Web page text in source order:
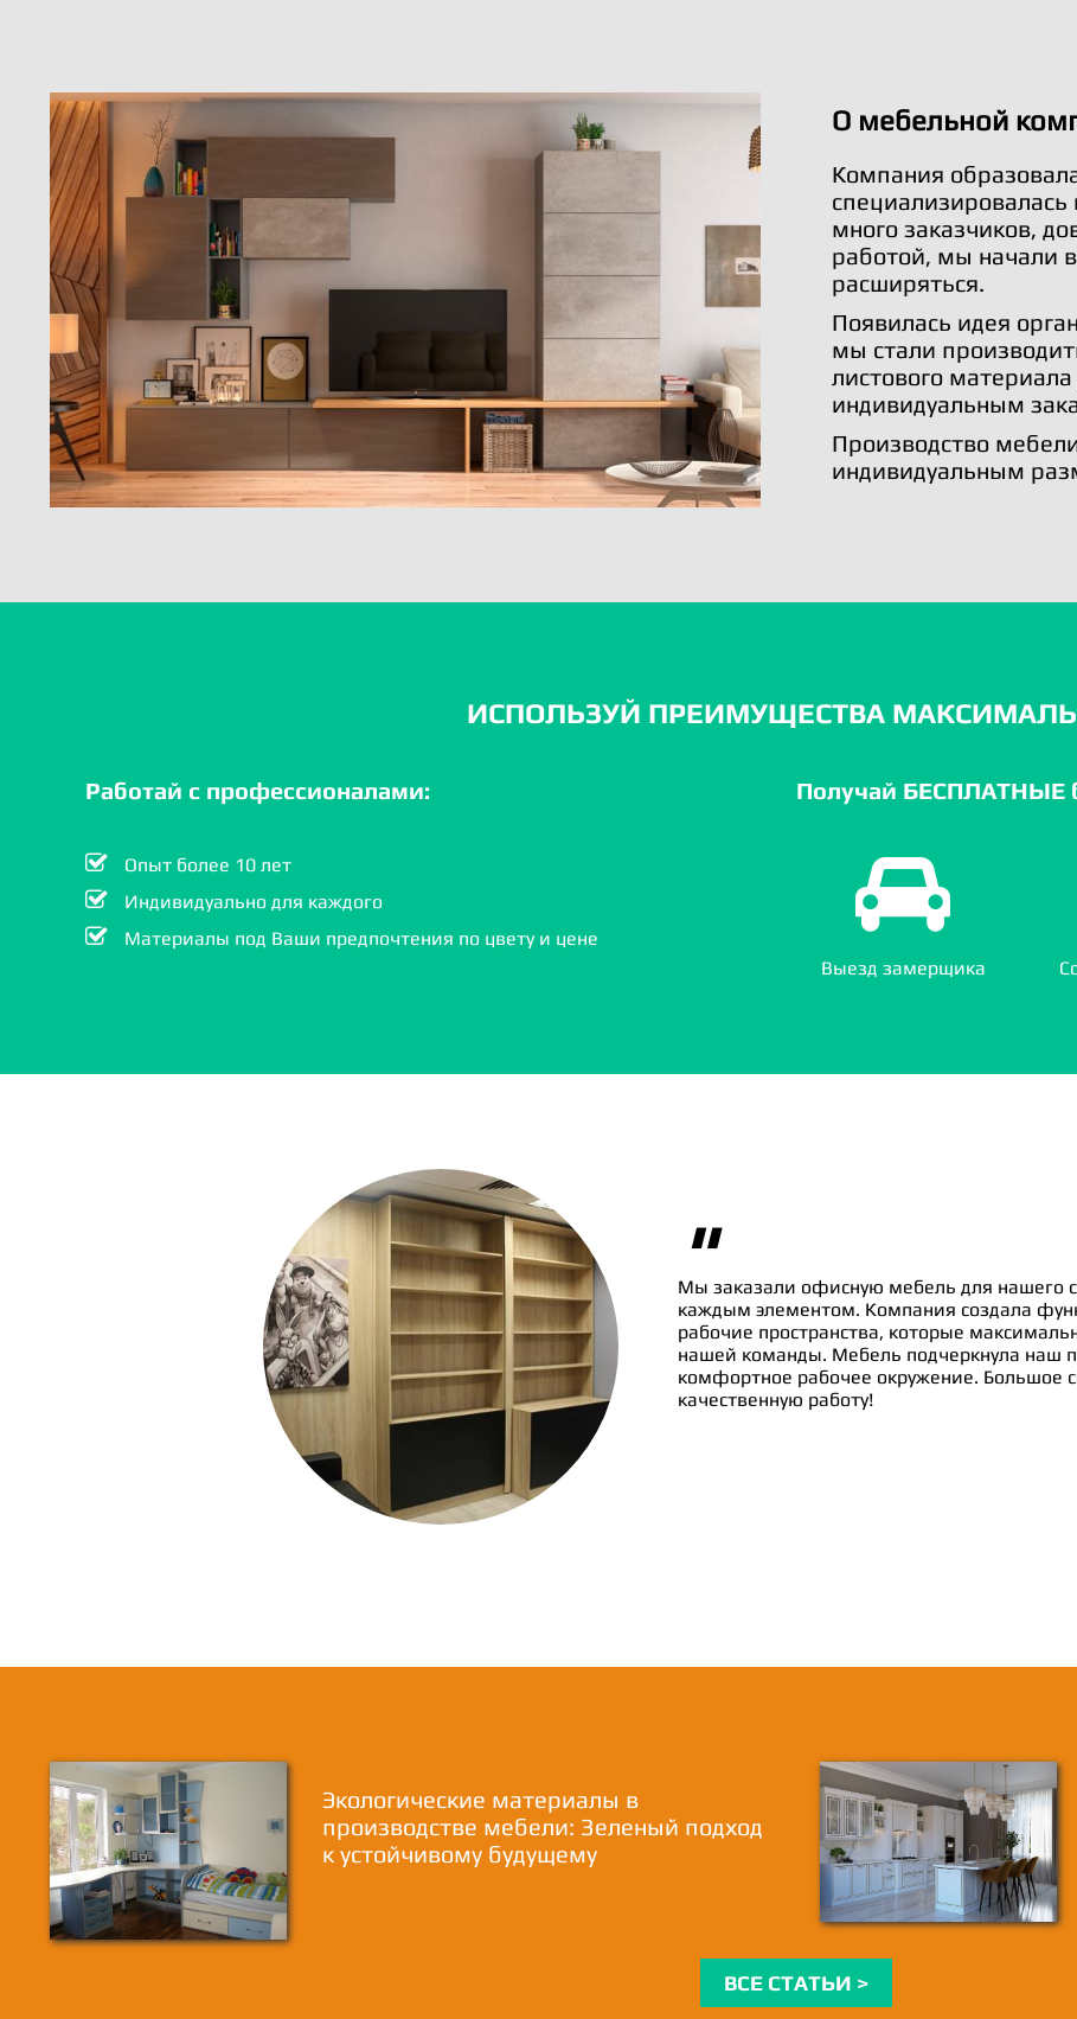
О мебельной
Компания
специализировалась
много заказчиков,
работой, мы начали
расширяться.
Появилась идея
мы стали
листового
индивидуальным
Производство
индивидуальным
ИСПОЛЬЗУЙ ПРЕИМУЩЕСТВА
Работай с профессионалами:
Опыт более 10 лет
Индивидуально для каждого
Материалы под Ваши предпочтения по цвету и цене
Получай БЕСПЛАТНЫЕ
Выезд замерщика
"
Мы заказали офисную мебель для нашего
каждым элементом. Компания создала
рабочие пространства, которые
нашей команды. Мебель подчеркнула наш
комфортное рабочее окружение. Большое
качественную работу!
Экологические материалы в
производстве мебели: Зеленый подход
к устойчивому будущему
ВСЕ СТАТЬИ >